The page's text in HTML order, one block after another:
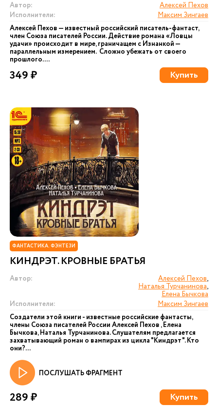
Автор:
Алексей Пехов
Исполнители:
Максим Зингаев
Алексей Пехов — известный российский писатель-фантаст,
член Союза писателей России. Действие романа «Ловцы
удачи» происходит в мире, граничащем с Изнанкой —
параллельным измерением. Сложно убежать от своего
прошлого. ...
349 ₽ Купить
ФАНТАСТИКА. ФЭНТЕЗИ
КИНДРЭТ. КРОВНЫЕ БРАТЬЯ
Автор: Алексей Пехов,
Наталья Турчанинова,
Елена Бычкова
Исполнители:
Максим Зингаев
Создатели этой книги - известные российские фантасты,
члены Союза писателей России Алексей Пехов , Елена
Бычкова, Наталья Турчанинова. Слушателям предлагается
захватывающий роман о вампирах из цикла "Киндрэт". Кто
они?...
ПОСЛУШАТЬ ФРАГМЕНТ
289 ₽ Купить